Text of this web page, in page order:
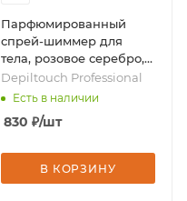
Парфюмированный
спрей-шиммер для
тела, розовое серебро,
100 мл, бренд -
Depiltouch Professional
Depiltouch Professional
Есть в наличии
830 ₽/шт
В КОРЗИНУ